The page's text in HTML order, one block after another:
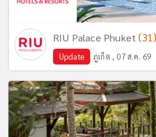
RIU Palace Phuket(31)
Update ภูเก็ต , 07 ส.ค. 69